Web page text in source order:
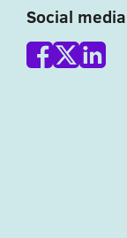
Social media